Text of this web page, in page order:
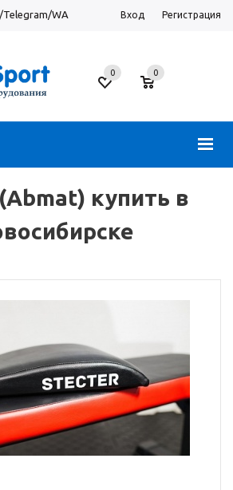
Telegram/WA Вход Регистрация
Новосибирск
ул.
0
0
купить в